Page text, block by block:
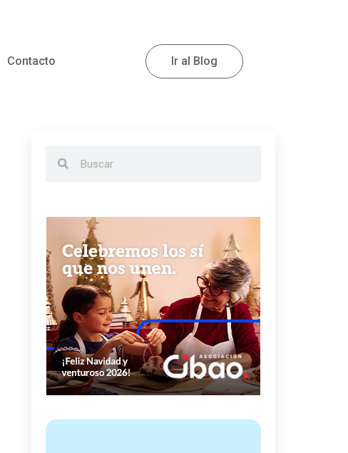
Contacto Ir al Blog